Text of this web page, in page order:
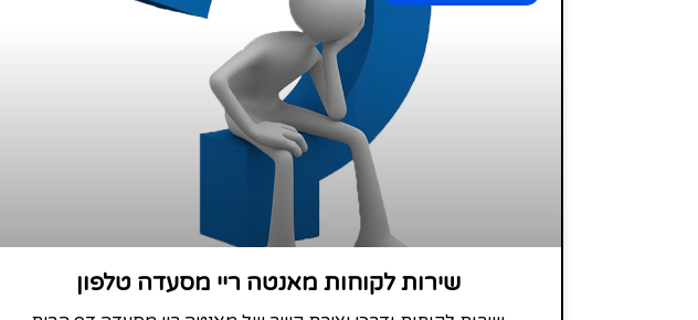
שירות לקוחות מאנטה ריי מסעדה טלפון